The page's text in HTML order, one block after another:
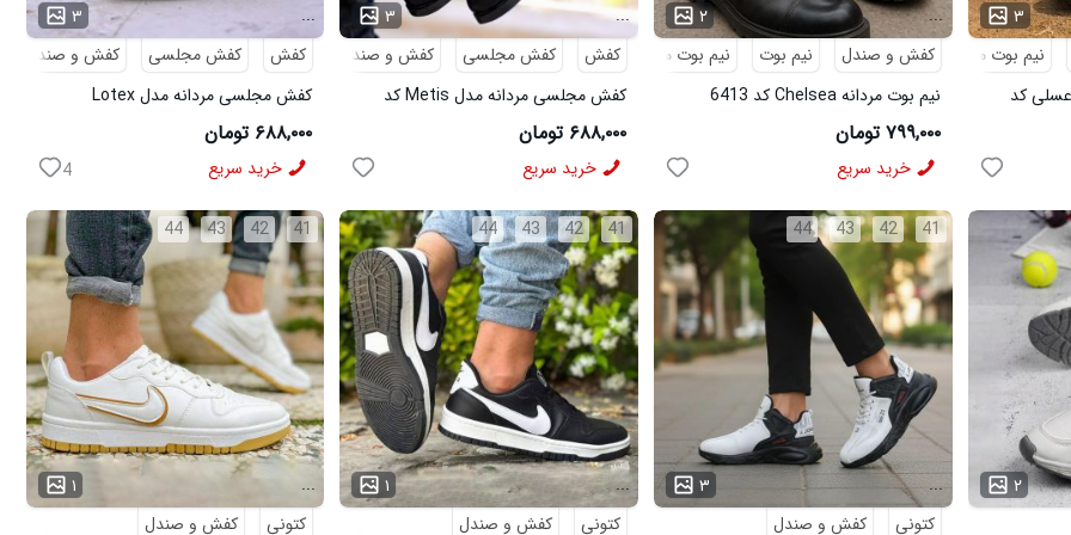
۳
نیم بوت مردانه
نیم بوت مردانه مدل sevin عسلی کد
۲
...
کفش و صندل
نیم بوت
نیم بوت مردانه
نیم بوت مردانه Chelsea کد 6413
۷۹۹,۰۰۰ تومان
خرید سریع
۳
...
کفش
کفش مجلسی
کفش و صندل
کفش مجلسی مردانه مدل Metis کد
6328
۶۸۸,۰۰۰ تومان
خرید سریع
۳
...
کفش
کفش مجلسی
کفش و صندل
کفش مجلسی مردانه مدل Lotex
کد6330
۶۸۸,۰۰۰ تومان
خرید سریع 4
۲
41
42
43
44
۳
...
کتونی
کفش و صندل
41
42
43
44
۱
...
کتونی
کفش و صندل
41
42
43
44
۱
...
کتونی
کفش و صندل